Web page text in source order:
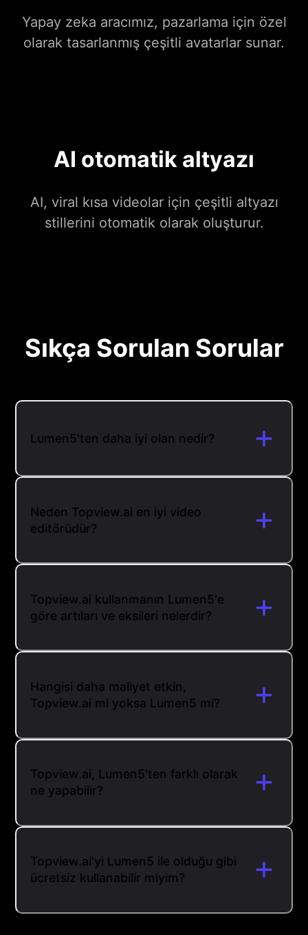
Yapay zeka aracımız, pazarlama için özel
olarak tasarlanmış çeşitli avatarlar sunar.
AI otomatik altyazı
AI, viral kısa videolar için çeşitli altyazı
stillerini otomatik olarak oluşturur.
Sıkça Sorulan Sorular
Lumen5'ten daha iyi olan nedir?
Neden Topview.ai en iyi video
editörüdür?
Topview.ai kullanmanın Lumen5'e
göre artıları ve eksileri nelerdir?
Hangisi daha maliyet etkin,
Topview.ai mi yoksa Lumen5 mi?
Topview.ai, Lumen5'ten farklı olarak
ne yapabilir?
Topview.ai'yi Lumen5 ile olduğu gibi
ücretsiz kullanabilir miyim?